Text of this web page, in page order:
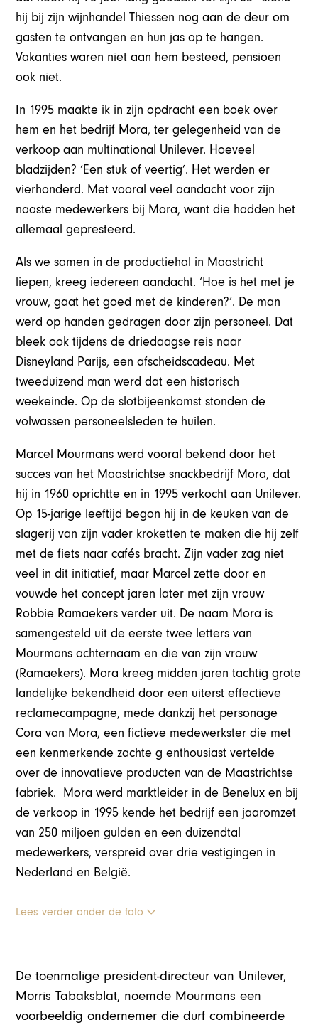
hij bij zijn wijnhandel Thiessen nog aan de deur om
gasten te ontvangen en hun jas op te hangen.
Vakanties waren niet aan hem besteed, pensioen
ook niet.
In 1995 maakte ik in zijn opdracht een boek over
hem en het bedrijf Mora, ter gelegenheid van de
verkoop aan multinational Unilever. Hoeveel
bladzijden? ‘Een stuk of veertig’. Het werden er
vierhonderd. Met vooral veel aandacht voor zijn
naaste medewerkers bij Mora, want die hadden het
allemaal gepresteerd.
Als we samen in de productiehal in Maastricht
liepen, kreeg iedereen aandacht. ‘Hoe is het met je
vrouw, gaat het goed met de kinderen?’. De man
werd op handen gedragen door zijn personeel. Dat
bleek ook tijdens de driedaagse reis naar
Disneyland Parijs, een afscheidscadeau. Met
tweeduizend man werd dat een historisch
weekeinde. Op de slotbijeenkomst stonden de
volwassen personeelsleden te huilen.
Marcel Mourmans werd vooral bekend door het
succes van het Maastrichtse snackbedrijf Mora, dat
hij in 1960 oprichtte en in 1995 verkocht aan Unilever.
Op 15-jarige leeftijd begon hij in de keuken van de
slagerij van zijn vader kroketten te maken die hij zelf
met de fiets naar cafés bracht. Zijn vader zag niet
veel in dit initiatief, maar Marcel zette door en
vouwde het concept jaren later met zijn vrouw
Robbie Ramaekers verder uit. De naam Mora is
samengesteld uit de eerste twee letters van
Mourmans achternaam en die van zijn vrouw
(Ramaekers). Mora kreeg midden jaren tachtig grote
landelijke bekendheid door een uiterst effectieve
reclamecampagne, mede dankzij het personage
Cora van Mora, een fictieve medewerkster die met
een kenmerkende zachte g enthousiast vertelde
over de innovatieve producten van de Maastrichtse
fabriek. Mora werd marktleider in de Benelux en bij
de verkoop in 1995 kende het bedrijf een jaaromzet
van 250 miljoen gulden en een duizendtal
medewerkers, verspreid over drie vestigingen in
Nederland en België.
Lees verder onder de foto
De toenmalige president-directeur van Unilever,
Morris Tabaksblat, noemde Mourmans een
voorbeeldig ondernemer die durf combineerde